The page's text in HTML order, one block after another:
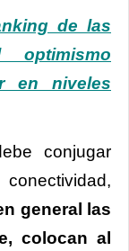
de las
en niveles
conjugar
general las
colocan al